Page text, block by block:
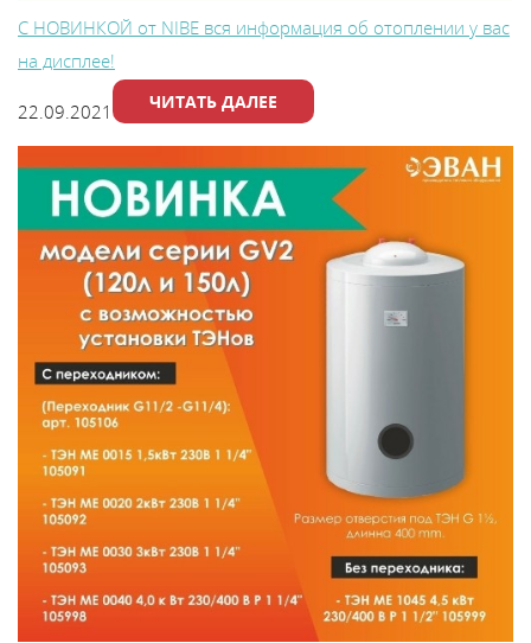
С НОВИНКОЙ от NIBE вся информация об отоплении у вас
на дисплее!
22.09.2021 ЧИТАТЬ ДАЛЕЕ